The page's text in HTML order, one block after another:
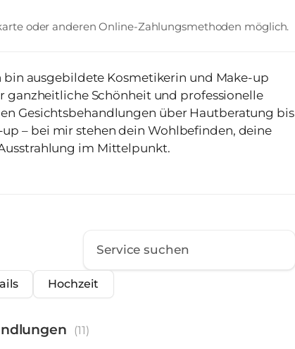
oder anderen Online-Zahlungsmethoden möglich.
bin ausgebildete Kosmetikerin und Make-up
ganzheitliche Schönheit und professionelle
Gesichtsbehandlungen über Hautberatung bis
– bei mir stehen dein Wohlbefinden, deine
im Mittelpunkt.
Hochzeit
(11)